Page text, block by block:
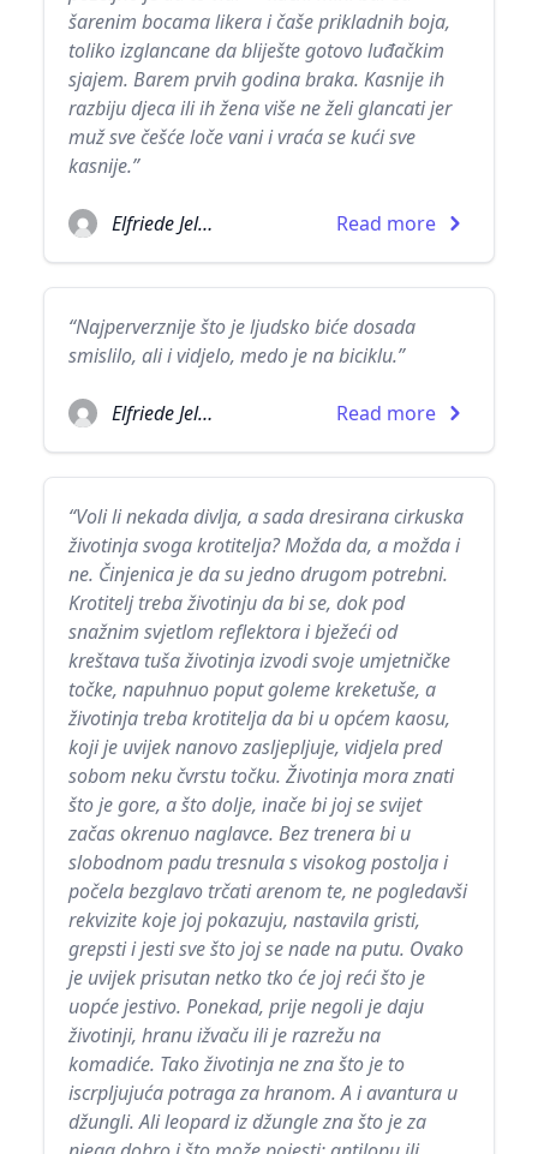
šarenim bocama likera i čaše prikladnih boja,
toliko izglancane da bliješte gotovo luđačkim
sjajem. Barem prvih godina braka. Kasnije ih
razbiju djeca ili ih žena više ne želi glancati jer
muž sve češće loče vani i vraća se kući sve
kasnije.”
Elfriede Jelinek Read more
“Najperverznije što je ljudsko biće dosada
smislilo, ali i vidjelo, medo je na biciklu.”
Elfriede Jelinek Read more
“Voli li nekada divlja, a sada dresirana cirkuska
životinja svoga krotitelja? Možda da, a možda i
ne. Činjenica je da su jedno drugom potrebni.
Krotitelj treba životinju da bi se, dok pod
snažnim svjetlom reflektora i bježeći od
kreštava tuša životinja izvodi svoje umjetničke
točke, napuhnuo poput goleme kreketuše, a
životinja treba krotitelja da bi u općem kaosu,
koji je uvijek nanovo zasljepljuje, vidjela pred
sobom neku čvrstu točku. Životinja mora znati
što je gore, a što dolje, inače bi joj se svijet
začas okrenuo naglavce. Bez trenera bi u
slobodnom padu tresnula s visokog postolja i
počela bezglavo trčati arenom te, ne pogledavši
rekvizite koje joj pokazuju, nastavila gristi,
grepsti i jesti sve što joj se nade na putu. Ovako
je uvijek prisutan netko tko će joj reći što je
uopće jestivo. Ponekad, prije negoli je daju
životinji, hranu ižvaču ili je razrežu na
komadiće. Tako životinja ne zna što je to
iscrpljujuća potraga za hranom. A i avantura u
džungli. Ali leopard iz džungle zna što je za